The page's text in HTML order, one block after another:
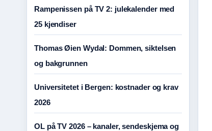
Rampenissen på TV 2: julekalender med
25 kjendiser
Thomas Øien Wydal: Dommen, siktelsen
og bakgrunnen
Universitetet i Bergen: kostnader og krav
2026
OL på TV 2026 – kanaler, sendeskjema og